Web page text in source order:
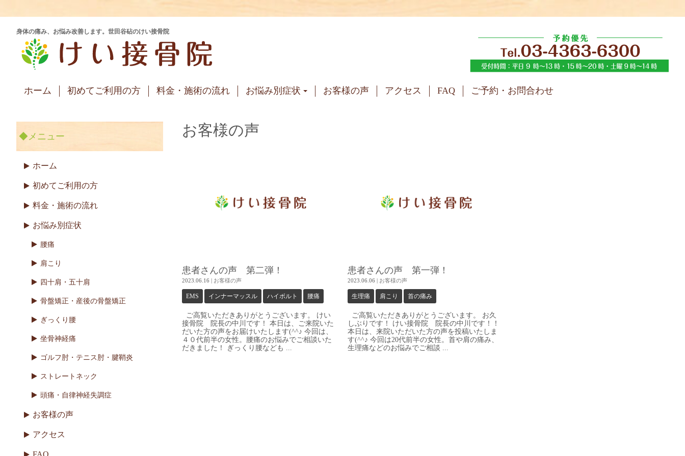
身体の痛み、お悩み改善します。世田谷砧のけい接骨院
ホーム 初めてご利用の方 料金・施術の流れ お悩み別症状 お客様の声 アクセス FAQ ご予約・お問合わせ
お客様の声
患者さんの声 第二弾！
2023.06.16 | お客様の声
EMS インナーマッスル ハイボルト 腰痛
ご高覧いただきありがとうございます。 けい
接骨院 院長の中川です！ 本日は、ご来院いた
だいた方の声をお届けいたします(^^♪ 今回は、
４０代前半の女性。腰痛のお悩みでご相談いた
だきました！ ぎっくり腰なども ...
患者さんの声 第一弾！
2023.06.06 | お客様の声
生理痛 肩こり 首の痛み
ご高覧いただきありがとうございます。 お久
しぶりです！ けい接骨院 院長の中川です！！
本日は、来院いただいた方の声を投稿いたしま
す(^^♪ 今回は20代前半の女性。首や肩の痛み、
生理痛などのお悩みでご相談 ...
◆メニュー
ホーム
初めてご利用の方
料金・施術の流れ
お悩み別症状
腰痛
肩こり
四十肩・五十肩
骨盤矯正・産後の骨盤矯正
ぎっくり腰
坐骨神経痛
ゴルフ肘・テニス肘・腱鞘炎
ストレートネック
頭痛・自律神経失調症
お客様の声
アクセス